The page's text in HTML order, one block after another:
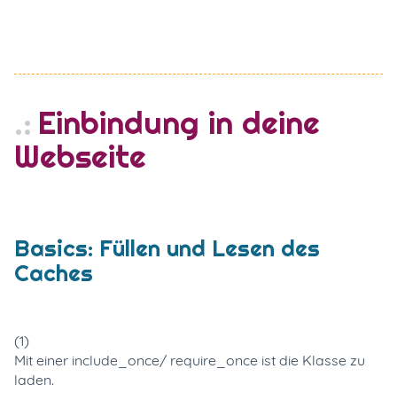
Einbindung in deine
Webseite
Basics: Füllen und Lesen des
Caches
(1)
Mit einer include_once/ require_once ist die Klasse zu
laden.